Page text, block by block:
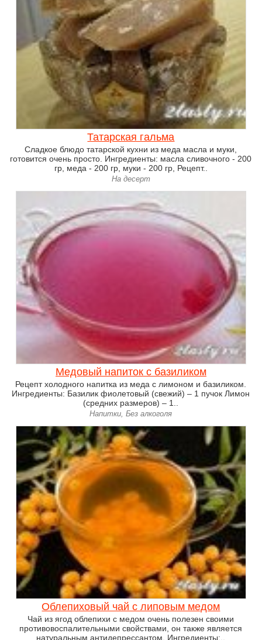
Татарская гальма
Сладкое блюдо татарской кухни из меда масла и муки,
готовится очень просто. Ингредиенты: масла сливочного - 200
гр, меда - 200 гр, муки - 200 гр, Рецепт..
На десерт
Медовый напиток с базиликом
Рецепт холодного напитка из меда с лимоном и базиликом.
Ингредиенты: Базилик фиолетовый (свежий) – 1 пучок Лимон
(средних размеров) – 1..
Напитки, Без алкоголя
Облепиховый чай с липовым медом
Чай из ягод облепихи с медом очень полезен своими
противовоспалительными свойствами, он также является
натуральным антидепрессантом. Ингредиенты:..